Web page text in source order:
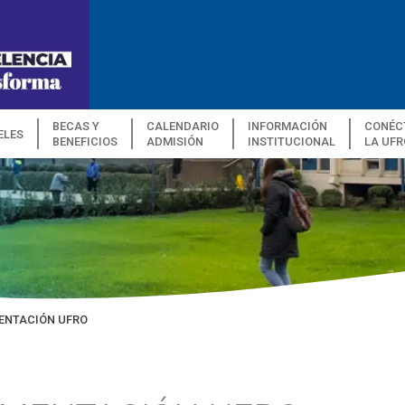
BECAS Y
BENEFICIOS
CALENDARIO
ADMISIÓN
INFORMACIÓN
INSTITUCIONAL
LA
UFRO